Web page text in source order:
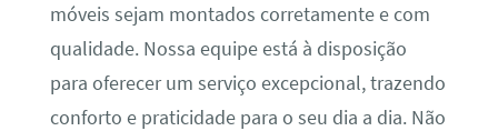
móveis sejam montados corretamente e com
qualidade. Nossa equipe está à disposição
para oferecer um serviço excepcional, trazendo
conforto e praticidade para o seu dia a dia. Não